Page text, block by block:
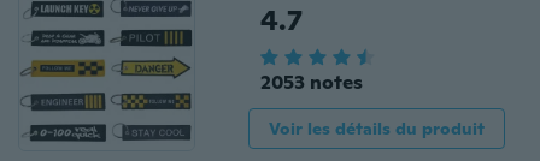
4.7
2053 notes
Voir les détails du produit